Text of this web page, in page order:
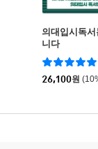
의대입시독
니다
26,100원